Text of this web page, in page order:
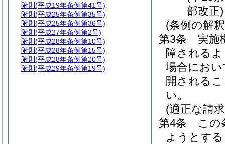
部改正)
(条例の解
第3条
実施
障される
場合にお
開される
い。
(適正な請
第4条
この
ようとす
附則 (平成19年条例第41号)
附則 (平成25年条例第35号)
附則 (平成25年条例第36号)
附則 (平成27年条例第2号)
附則 (平成28年条例第10号)
附則 (平成28年条例第15号)
附則 (平成28年条例第20号)
附則 (平成29年条例第19号)